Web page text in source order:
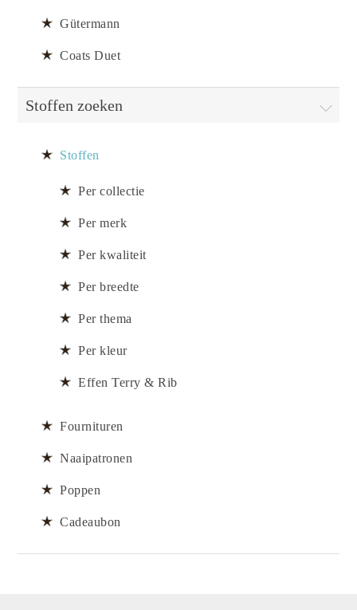
Gütermann
Coats Duet
Stoffen zoeken
Stoffen
Per collectie
Per merk
Per kwaliteit
Per breedte
Per thema
Per kleur
Effen Terry & Rib
Fournituren
Naaipatronen
Poppen
Cadeaubon